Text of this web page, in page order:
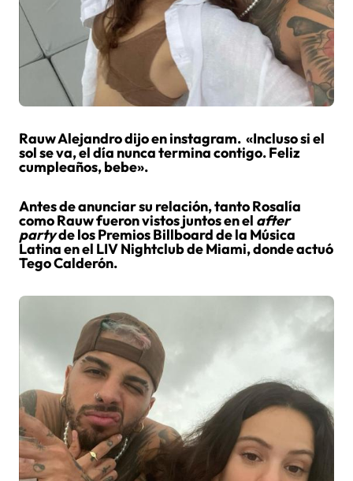
Rauw Alejandro dijo en instagram. «Incluso si el
sol se va, el día nunca termina contigo. Feliz
cumpleaños, bebe».
Antes de anunciar su relación, tanto Rosalía
como Rauw fueron vistos juntos en el after
partyde los Premios Billboard de la Música
Latina en el LIV Nightclub de Miami, donde actuó
Tego Calderón.